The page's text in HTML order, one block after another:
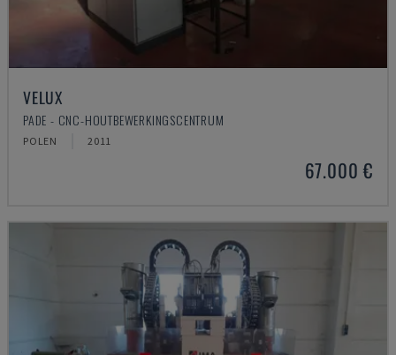
VELUX
PADE - CNC-HOUTBEWERKINGSCENTRUM
POLEN 2011
67.000 €